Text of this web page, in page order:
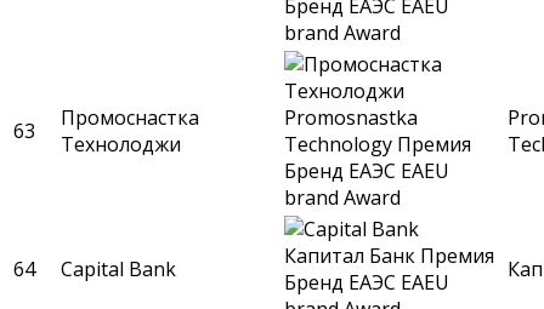
63
Промоснастка
Технолоджи
64 Capital Bank